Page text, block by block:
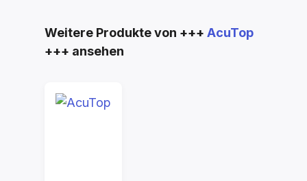
Produktgalerie überspringen
Weitere Produkte von +++ AcuTop
+++ ansehen